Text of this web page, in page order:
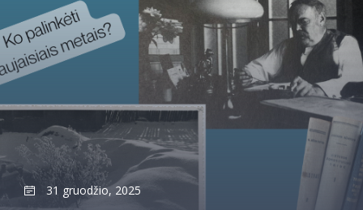
31 gruodžio, 2025